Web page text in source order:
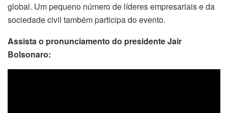
global. Um pequeno número de líderes empresariais e da
sociedade civil também participa do evento.
Assista o pronunciamento do presidente Jair
Bolsonaro: